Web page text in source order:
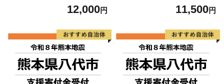
12,000円
4313] 魚 魚介類 鮭 お刺し身
介
11,500円